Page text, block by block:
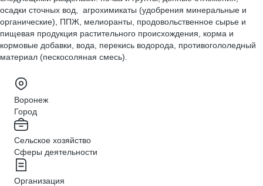
осадки сточных вод, агрохимикаты (удобрения минеральные и
органические), ППЖ, мелиоранты, продовольственное сырье и
пищевая продукция растительного происхождения, корма и
кормовые добавки, вода, перекись водорода, противогололедный
материал (пескосоляная смесь).
Воронеж
Город
Сельское хозяйство
Сферы деятельности
Организация